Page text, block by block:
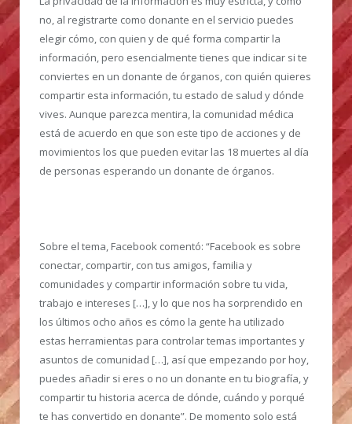
no, al registrarte como donante en el servicio puedes
elegir cómo, con quien y de qué forma compartir la
información, pero esencialmente tienes que indicar si te
conviertes en un donante de órganos, con quién quieres
compartir esta información, tu estado de salud y dónde
vives. Aunque parezca mentira, la comunidad médica
está de acuerdo en que son este tipo de acciones y de
movimientos los que pueden evitar las 18 muertes al día
de personas esperando un donante de órganos.
Sobre el tema, Facebook comentó: “Facebook es sobre
conectar, compartir, con tus amigos, familia y
comunidades y compartir información sobre tu vida,
trabajo e intereses […], y lo que nos ha sorprendido en
los últimos ocho años es cómo la gente ha utilizado
estas herramientas para controlar temas importantes y
asuntos de comunidad […], así que empezando por hoy,
puedes añadir si eres o no un donante en tu biografía, y
compartir tu historia acerca de dónde, cuándo y porqué
te has convertido en donante”. De momento solo está